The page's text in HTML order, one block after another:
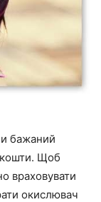
бажаний
кошти. Щоб
враховувати
окислювач